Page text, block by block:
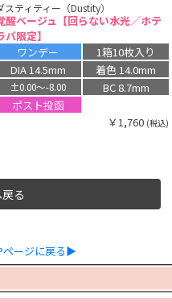
スティティー（Dustity）
醒ベージュ【回らない水光／ホテ
バ限定】
ワンデー
1箱10枚入り
DIA 14.5mm
着色 14.0mm
±0.00〜-8.00
BC 8.7mm
ポスト投函
￥1,760 (税込)
戻る
ページに戻る▶